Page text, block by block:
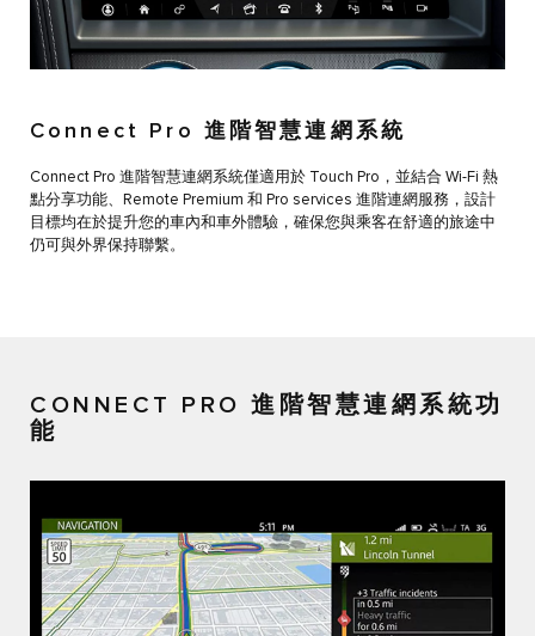
Connect Pro 進階智慧連網系統
Connect Pro 進階智慧連網系統僅適用於 Touch Pro，並結合 Wi-Fi 熱
點分享功能、Remote Premium 和 Pro services 進階連網服務，設計
目標均在於提升您的車內和車外體驗，確保您與乘客在舒適的旅途中
仍可與外界保持聯繫。
CONNECT PRO 進階智慧連網系統功
能